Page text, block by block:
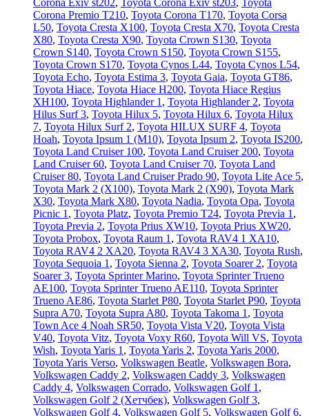
Corona Premio T210, Toyota Corona T170, Toyota Corsa
L50, Toyota Cresta X100, Toyota Cresta X70, Toyota Cresta
X80, Toyota Cresta X90, Toyota Crown S130, Toyota
Crown S140, Toyota Crown S150, Toyota Crown S155,
Toyota Crown S170, Toyota Cynos L44, Toyota Cynos L54,
Toyota Echo, Toyota Estima 3, Toyota Gaia, Toyota GT86,
Toyota Hiace, Toyota Hiace H200, Toyota Hiace Regius
XH100, Toyota Highlander 1 , Toyota Highlander 2, Toyota
Hilus Surf 3, Toyota Hilux 5, Toyota Hilux 6, Toyota Hilux
7, Toyota Hilux Surf 2, Toyota HILUX SURF 4, Toyota
Hoah, Toyota Ipsum 1 (М10), Toyota Ipsum 2, Toyota IS200,
Toyota Land Cruiser 100, Toyota Land Cruiser 200, Toyota
Land Cruiser 60, Toyota Land Cruiser 70, Toyota Land
Cruiser 80, Toyota Land Cruiser Prado 90, Toyota Lite Ace 5,
Toyota Mark 2 (Х100), Toyota Mark 2 (Х90), Toyota Mark
X30, Toyota Mark X80, Toyota Nadia, Toyota Opa, Toyota
Picnic 1 , Toyota Platz, Toyota Premio T24, Toyota Previa 1 ,
Toyota Previa 2, Toyota Prius XW10, Toyota Prius XW20,
Toyota Probox, Toyota Raum 1 , Toyota RAV4 1 XA10,
Toyota RAV4 2 XA20, Toyota RAV4 3 XA30, Toyota Rush,
Toyota Sequoia 1 , Toyota Sienna 2, Toyota Soarer 2, Toyota
Soarer 3, Toyota Sprinter Marino, Toyota Sprinter Trueno
AE100, Toyota Sprinter Trueno AE110, Toyota Sprinter
Trueno AE86, Toyota Starlet P80, Toyota Starlet P90, Toyota
Supra A70, Toyota Supra A80, Toyota Takoma 1 , Toyota
Town Ace 4 Noah SR50, Toyota Vista V20, Toyota Vista
V40, Toyota Vitz, Toyota Voxy R60, Toyota Will VS, Toyota
Wish, Toyota Yaris 1 , Toyota Yaris 2, Toyota Yaris 2000,
Toyota Yaris Verso, Volkswagen Beatle, Volkswagen Bora,
Volkswagen Caddy 2, Volkswagen Caddy 3, Volkswagen
Caddy 4, Volkswagen Corrado, Volkswagen Golf 1 ,
Volkswagen Golf 2 (Хетчбек), Volkswagen Golf 3,
Volkswagen Golf 4, Volkswagen Golf 5, Volkswagen Golf 6,